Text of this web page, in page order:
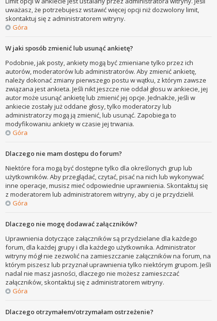
uważasz, że potrzebujesz wstawić więcej opcji niż dozwolony limit,
skontaktuj się z administratorem witryny.
Góra
W jaki sposób zmienić lub usunąć ankietę?
Podobnie, jak posty, ankiety mogą być zmieniane tylko przez ich
autorów, moderatorów lub administratorów. Aby zmienić ankietę,
należy dokonać zmiany pierwszego postu w wątku, z którym zawsze
związana jest ankieta. Jeśli nikt jeszcze nie oddał głosu w ankiecie, jej
autor może usunąć ankietę lub zmienić jej opcje. Jednakże, jeśli w
ankiecie zostały już oddane głosy, tylko moderatorzy lub
administratorzy mogą ją zmienić, lub usunąć. Zapobiega to
modyfikowaniu ankiety w czasie jej trwania.
Góra
Dlaczego nie mam dostępu do forum?
Niektóre fora mogą być dostępne tylko dla określonych grup lub
użytkowników. Aby przeglądać, czytać, pisać na nich lub wykonywać
inne operacje, musisz mieć odpowiednie uprawnienia. Skontaktuj się
z moderatorem lub administratorem witryny, aby ci je przydzielił.
Góra
Dlaczego nie mogę dodawać załączników?
Uprawnienia dotyczące załączników są przydzielane dla każdego
forum, dla każdej grupy i dla każdego użytkownika. Administrator
witryny mógł nie zezwolić na zamieszczanie załączników na forum, na
którym piszesz lub przyznał uprawnienia tylko niektórym grupom. Jeśli
nadal nie masz jasności, dlaczego nie możesz zamieszczać
załączników, skontaktuj się z administratorem witryny.
Góra
Dlaczego otrzymałem/otrzymałam ostrzeżenie?